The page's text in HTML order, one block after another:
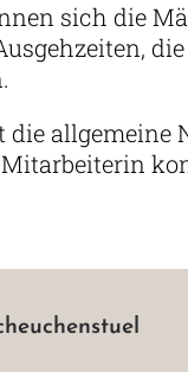
sich die
die allgemeine